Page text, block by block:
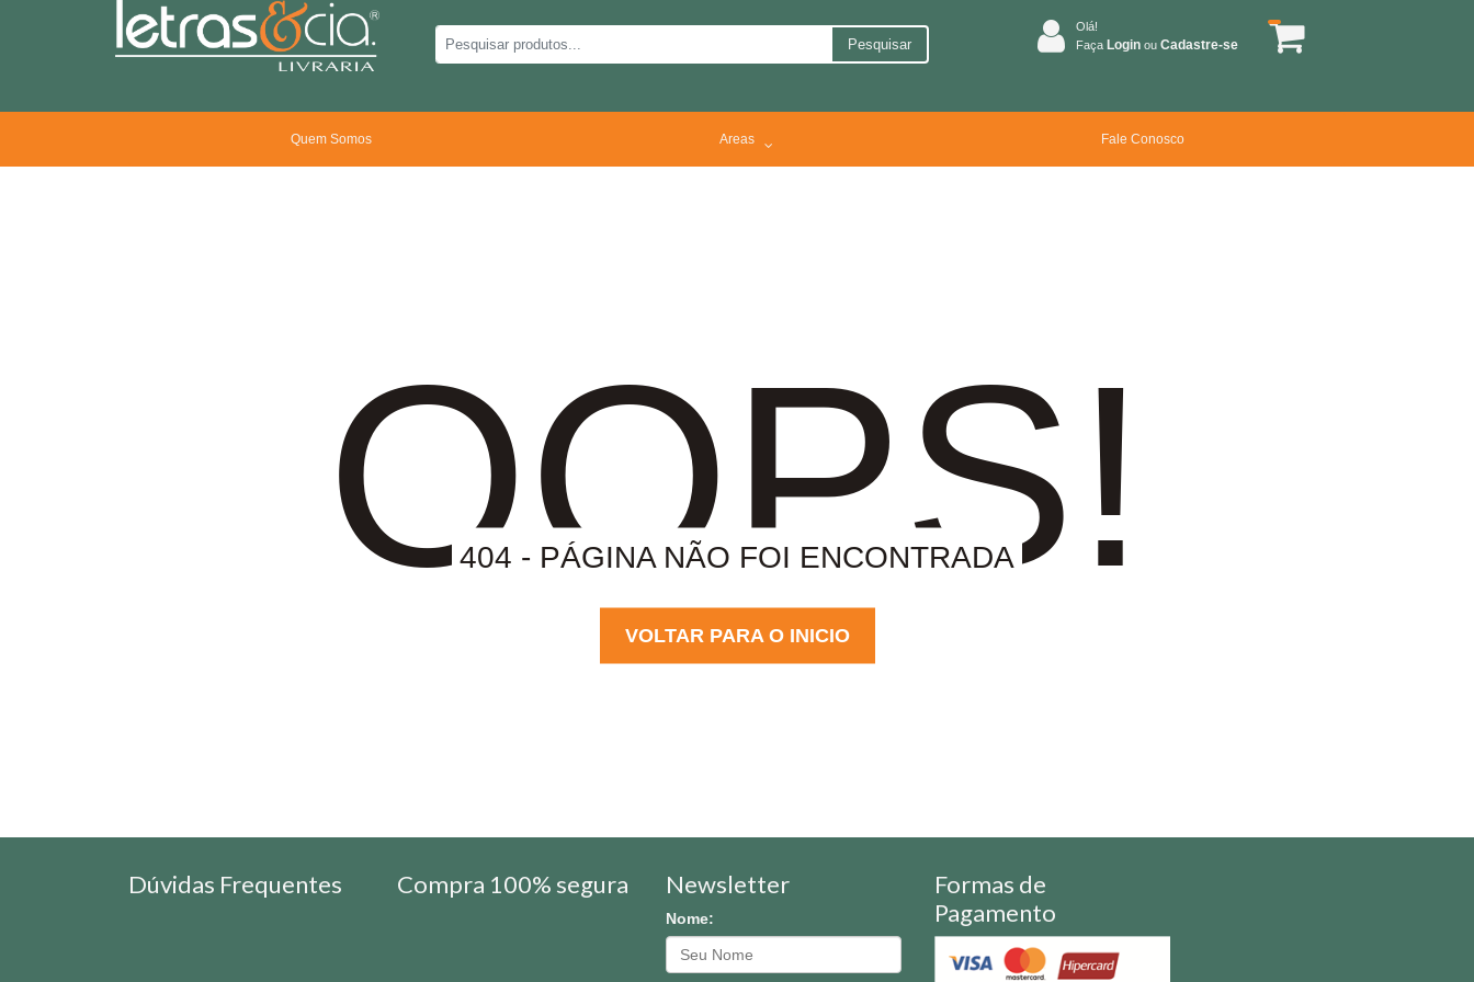
Pesquisar
Olá!
Faça Login ou Cadastre-se
Quem Somos Areas Fale Conosco
OOPS!
404 - PÁGINA NÃO FOI ENCONTRADA
VOLTAR PARA O INICIO
Dúvidas Frequentes Compra 100% segura Newsletter
Nome:
Formas de
Pagamento